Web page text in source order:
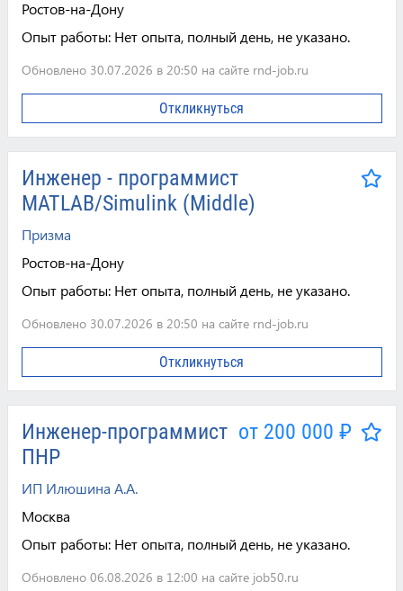
Ростов-на-Дону
Опыт работы: Нет опыта, полный день, не указано.
Обновлено 30.07.2026 в 20:50 на сайте rnd-job.ru
Откликнуться
Инженер - программист
MATLAB/Simulink (Middle)
Призма
Ростов-на-Дону
Опыт работы: Нет опыта, полный день, не указано.
Обновлено 30.07.2026 в 20:50 на сайте rnd-job.ru
Откликнуться
Инженер-программист
ПНР
от 200 000 ₽
ИП Илюшина А.А.
Москва
Опыт работы: Нет опыта, полный день, не указано.
Обновлено 06.08.2026 в 12:00 на сайте job50.ru